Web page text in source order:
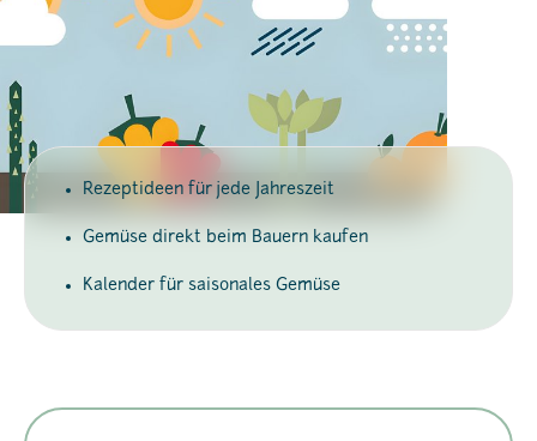
Rezeptideen für jede Jahreszeit
Gemüse direkt beim Bauern kaufen
Kalender für saisonales Gemüse